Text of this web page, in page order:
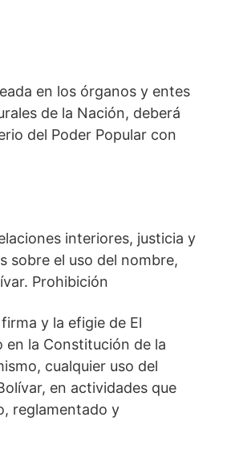
en los órganos y entes
de la Nación, deberá
del Poder Popular con
interiores, justicia y
sobre el uso del nombre,
Prohibición
y la efigie de El
en la Constitución de la
cualquier uso del
en actividades que
reglamentado y